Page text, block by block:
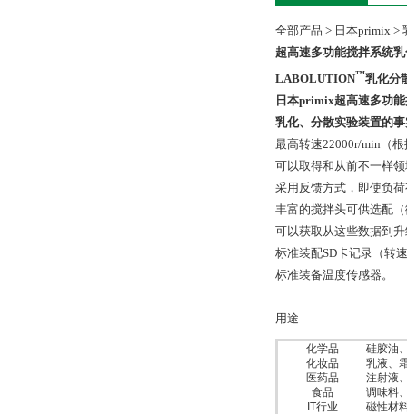
全部产品 > 日本primix >
超高速多功能搅拌系统
LABOLUTION™乳化分
日本primix超高速多功
乳化、分散实验装置的
最高转速22000r/min（
可以取得和从前不一样
采用反馈方式，即使负
丰富的搅拌头可供选配
可以获取从这些数据到
标准装配SD卡记录（转
标准装备温度传感器。
用途
化学品
硅胶油
化妆品
乳液、
医药品
注射液
食品
调味料
IT行业
磁性材